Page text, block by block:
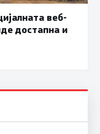
веб-
достапна и